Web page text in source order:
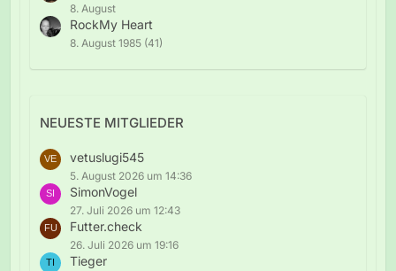
8. August
RockMy Heart
8. August 1985 (41)
NEUESTE MITGLIEDER
vetuslugi545
5. August 2026 um 14:36
SimonVogel
27. Juli 2026 um 12:43
Futter.check
26. Juli 2026 um 19:16
Tieger